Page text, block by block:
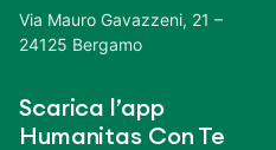
Via Mauro Gavazzeni, 21 –
24125 Bergamo
Scarica l’app
Humanitas Con Te